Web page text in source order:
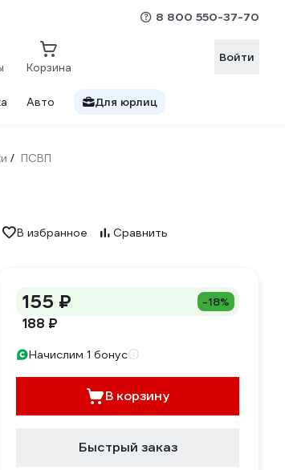
8 800 550-37-70
Корзина
Войти
Авто Для юрлиц
/ ПСВП
В избранное Сравнить
155 ₽ -18%
188 ₽
Начислим 1 бонус
В корзину
Быстрый заказ